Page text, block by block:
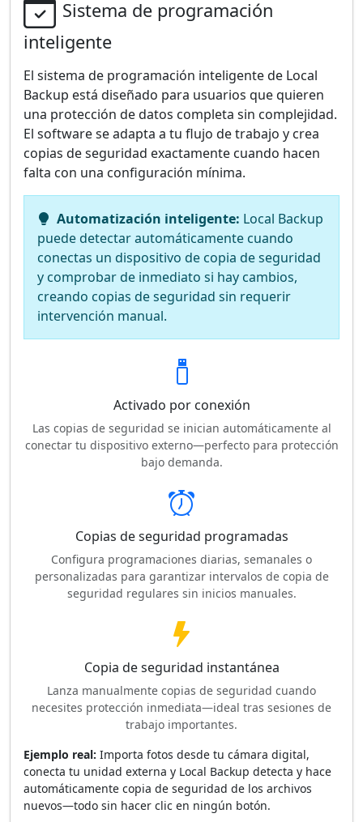
Sistema de programación
inteligente
El sistema de programación inteligente de Local
Backup está diseñado para usuarios que quieren
una protección de datos completa sin complejidad.
El software se adapta a tu flujo de trabajo y crea
copias de seguridad exactamente cuando hacen
falta con una configuración mínima.
Automatización inteligente: Local Backup
puede detectar automáticamente cuando
conectas un dispositivo de copia de seguridad
y comprobar de inmediato si hay cambios,
creando copias de seguridad sin requerir
intervención manual.
Activado por conexión
Las copias de seguridad se inician automáticamente al
conectar tu dispositivo externo—perfecto para protección
bajo demanda.
Copias de seguridad programadas
Configura programaciones diarias, semanales o
personalizadas para garantizar intervalos de copia de
seguridad regulares sin inicios manuales.
Copia de seguridad instantánea
Lanza manualmente copias de seguridad cuando
necesites protección inmediata—ideal tras sesiones de
trabajo importantes.
Ejemplo real: Importa fotos desde tu cámara digital,
conecta tu unidad externa y Local Backup detecta y hace
automáticamente copia de seguridad de los archivos
nuevos—todo sin hacer clic en ningún botón.